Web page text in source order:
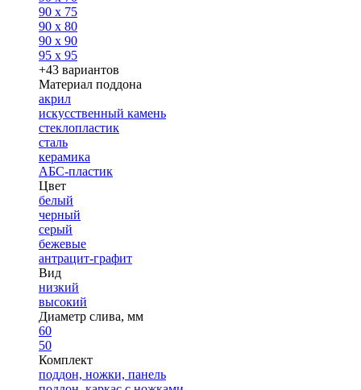
90 x 75
90 x 80
90 x 90
95 x 95
+43 вариантов
Материал поддона
акрил
искусственный камень
стеклопластик
сталь
керамика
АБС-пластик
Цвет
белый
черный
серый
бежевые
антрацит-графит
Вид
низкий
высокий
Диаметр слива, мм
60
50
Комплект
поддон, ножки, панель